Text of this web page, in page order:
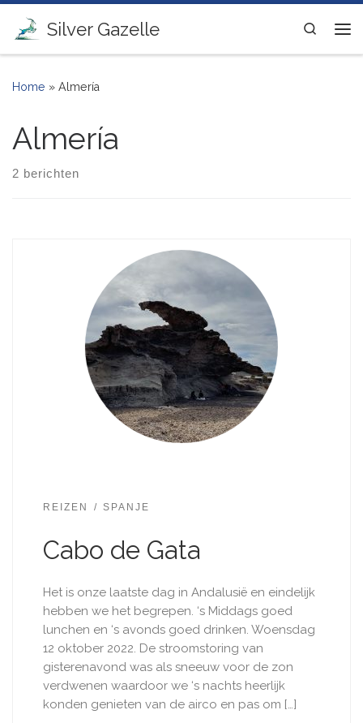
Ga naar inhoud
Silver Gazelle
Search
Home » Almería
Almería
2 berichten
REIZEN SPANJE
Cabo de Gata
Het is onze laatste dag in Andalusië en eindelijk
hebben we het begrepen. ‘s Middags goed
lunchen en ‘s avonds goed drinken. Woensdag
12 oktober 2022. De stroomstoring van
gisterenavond was als sneeuw voor de zon
verdwenen waardoor we ‘s nachts heerlijk
konden genieten van de airco en pas om […]